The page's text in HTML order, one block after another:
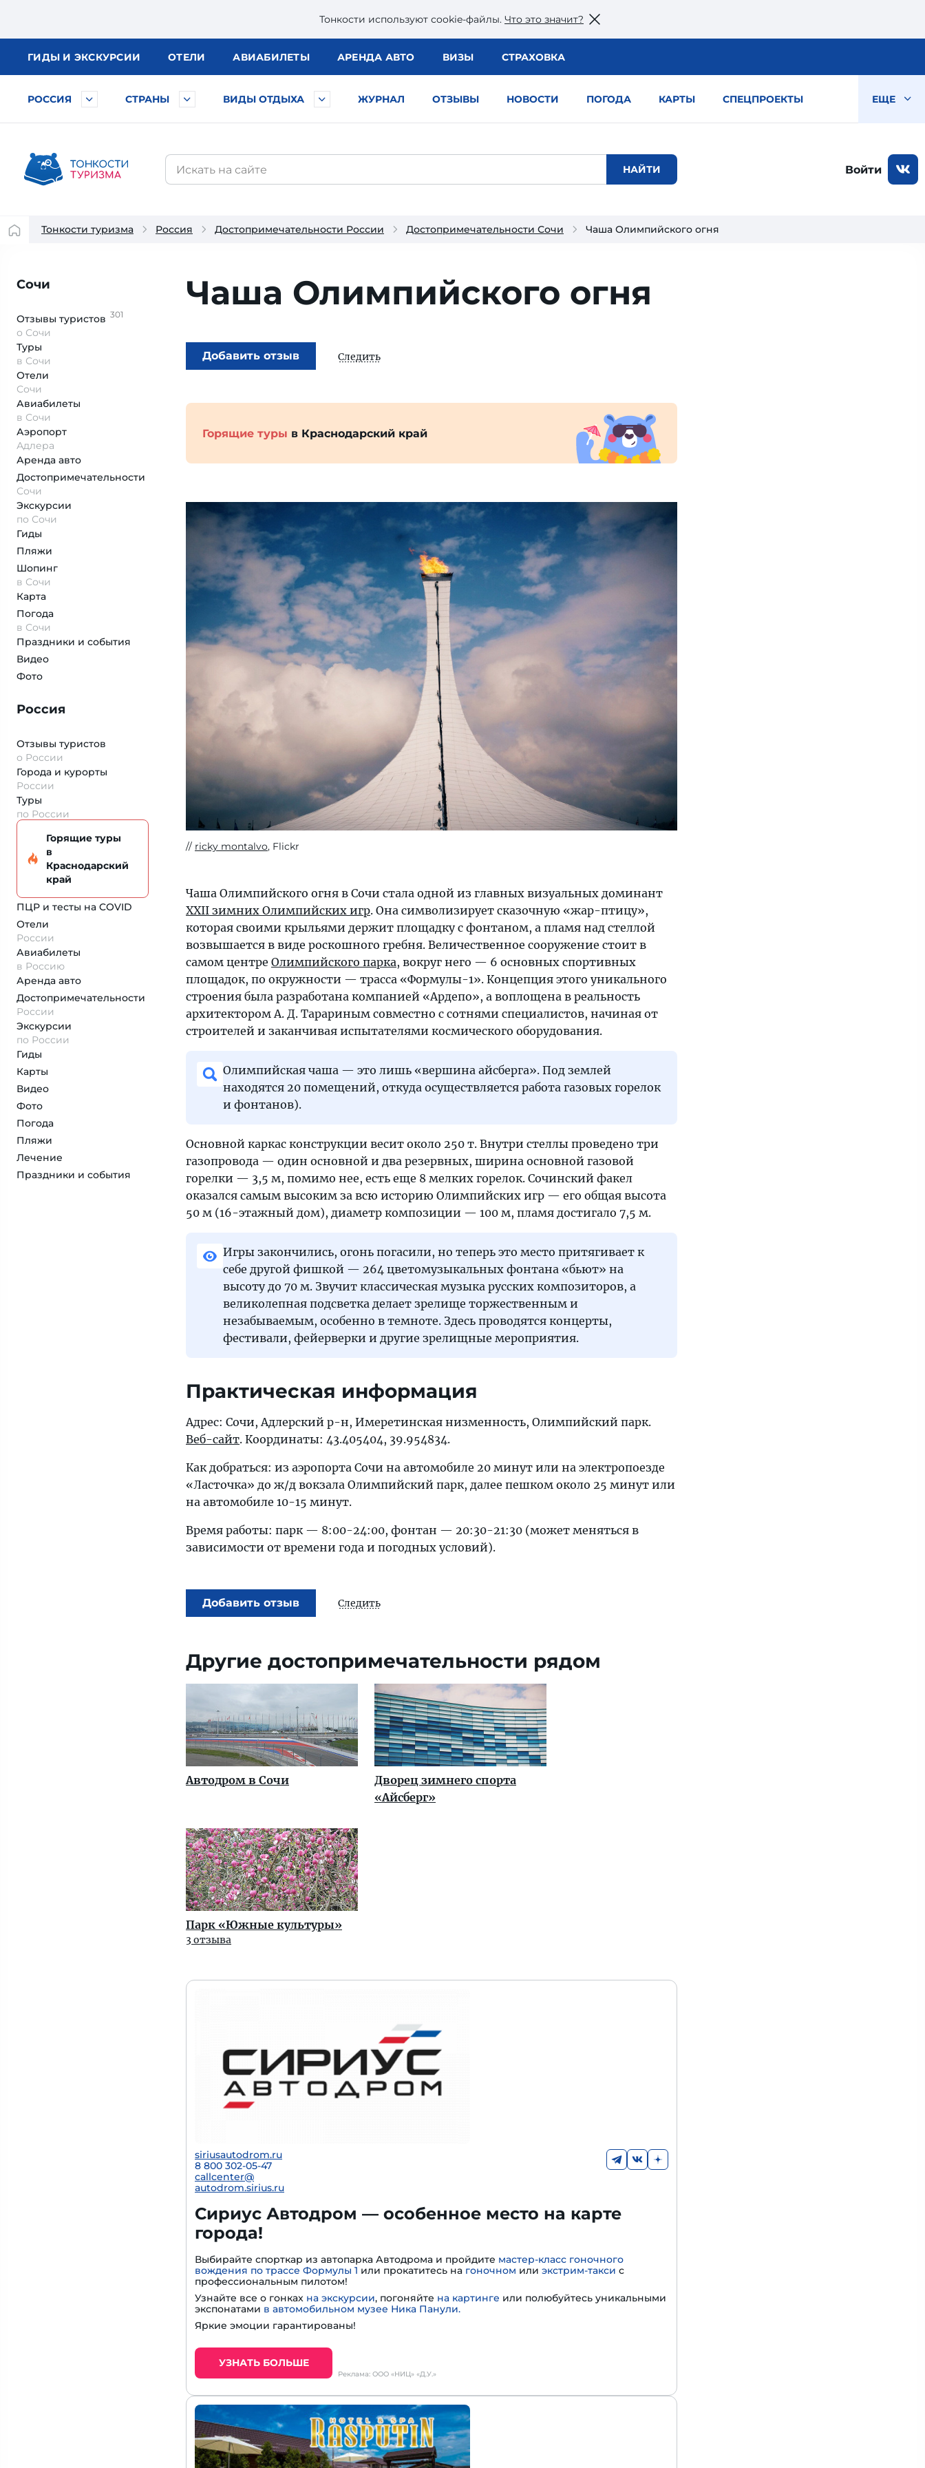
Тонкости используют сookie-файлы. Что это значит?
ГИДЫ И ЭКСКУРСИИ ОТЕЛИ АВИАБИЛЕТЫ АРЕНДА АВТО ВИЗЫ СТРАХОВКА
РОССИЯ СТРАНЫ ВИДЫ ОТДЫХА ЖУРНАЛ ОТЗЫВЫ НОВОСТИ ПОГОДА КАРТЫ СПЕЦПРОЕКТЫ ЕЩЕ
Войти
Тонкости туризма Россия Достопримечательности России Достопримечательности Сочи Чаша Олимпийского огня
Сочи
Отзывы туристов 301
о Сочи
Туры
в Сочи
Отели
Сочи
Авиабилеты
в Сочи
Аэропорт
Адлера
Аренда авто
Достопримеча­тельности
Сочи
Экскурсии
по Сочи
Гиды
Пляжи
Шопинг
в Сочи
Карта
Погода
в Сочи
Праздники и события
Видео
Фото
Россия
Отзывы туристов
о России
Города и курорты
России
Туры
по России
Горящие туры
в
Краснодарский
край
ПЦР и тесты на COVID
Отели
России
Авиабилеты
в Россию
Аренда авто
Достопримеча­тельности
России
Экскурсии
по России
Гиды
Карты
Видео
Фото
Погода
Пляжи
Лечение
Праздники и события
Чаша Олимпийского огня
Добавить отзыв Следить
Горящие туры в Краснодарский край
ricky montalvo, Flickr
Чаша Олимпийского огня в Сочи стала одной из главных визуальных доминант
XXII зимних Олимпийских игр. Она символизирует сказочную «жар-птицу»,
которая своими крыльями держит площадку с фонтаном, а пламя над стеллой
возвышается в виде роскошного гребня. Величественное сооружение стоит в
самом центре Олимпийского парка, вокруг него — 6 основных спортивных
площадок, по окружности — трасса «Формулы-1». Концепция этого уникального
строения была разработана компанией «Ардепо», а воплощена в реальность
архитектором А. Д. Тарариным совместно с сотнями специалистов, начиная от
строителей и заканчивая испытателями космического оборудования.
Олимпийская чаша — это лишь «вершина айсберга». Под землей
находятся 20 помещений, откуда осуществляется работа газовых горелок
и фонтанов).
Основной каркас конструкции весит около 250 т. Внутри стеллы проведено три
газопровода — один основной и два резервных, ширина основной газовой
горелки — 3,5 м, помимо нее, есть еще 8 мелких горелок. Сочинский факел
оказался самым высоким за всю историю Олимпийских игр — его общая высота
50 м (16-этажный дом), диаметр композиции — 100 м, пламя достигало 7,5 м.
Игры закончились, огонь погасили, но теперь это место притягивает к
себе другой фишкой — 264 цветомузыкальных фонтана «бьют» на
высоту до 70 м. Звучит классическая музыка русских композиторов, а
великолепная подсветка делает зрелище торжественным и
незабываемым, особенно в темноте. Здесь проводятся концерты,
фестивали, фейерверки и другие зрелищные мероприятия.
Практическая информация
Адрес: Сочи, Адлерский р-н, Имеретинская низменность, Олимпийский парк.
Веб-сайт. Координаты: 43.405404, 39.954834.
Как добраться: из аэропорта Сочи на автомобиле 20 минут или на электропоезде
«Ласточка» до ж/д вокзала Олимпийский парк, далее пешком около 25 минут или
на автомобиле 10-15 минут.
Время работы: парк — 8:00-24:00, фонтан — 20:30-21:30 (может меняться в
зависимости от времени года и погодных условий).
Добавить отзыв Следить
Другие достопримечательности рядом
Автодром в Сочи
Дворец зимнего спорта
«Айсберг»
Парк «Южные культуры»
3 отзыва
siriusautodrom.ru
8 800 302-05-47
callcenter@
autodrom.sirius.ru
Сириус Автодром — особенное место на карте
города!
Выбирайте спорткар из автопарка Автодрома и пройдите мастер-класс гоночного
вождения по трассе Формулы 1 или прокатитесь на гоночном или экстрим-такси с
профессиональным пилотом!
Узнайте все о гонках на экскурсии, погоняйте на картинге или полюбуйтесь уникальными
экспонатами в автомобильном музее Ника Панули.
Яркие эмоции гарантированы!
УЗНАТЬ БОЛЬШЕ
Реклама: ООО «НИЦ» «Д.У.»